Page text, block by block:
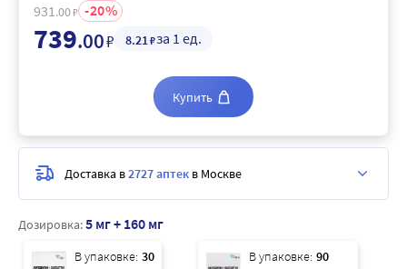
Дозировка:5 мг + 160 мг
В упаковке: 30
В упаковке: 90
931 .00₽ 20
739.00₽ 8.21 ₽за 1 ед.
Купить
Доставка в2727 аптек в Москве